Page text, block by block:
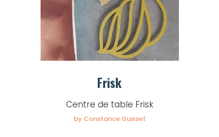
Frisk
Centre de table Frisk
by Constance Guisset